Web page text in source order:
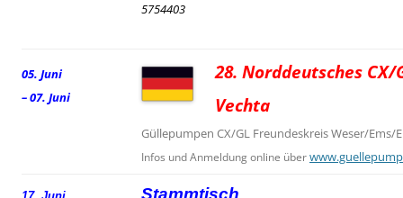
5754403
05. Juni
– 07. Juni
28. Norddeutsches CX/
Vechta
Güllepumpen CX/GL Freundeskreis Weser/Ems/
Infos und Anmeldung online über
Stammtisch